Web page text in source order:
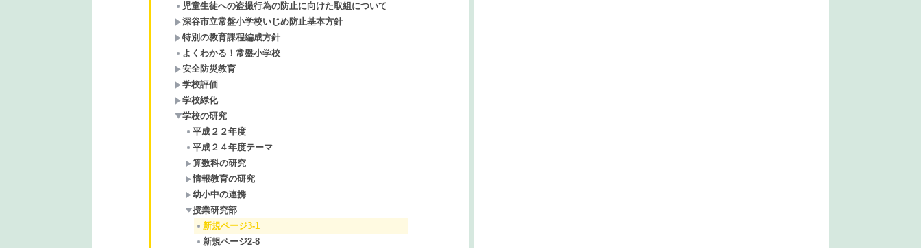
児童生徒への盗撮行為の防止に向けた取組について
深谷市立常盤小学校いじめ防止基本方針
特別の教育課程編成方針
よくわかる！常盤小学校
安全防災教育
学校評価
学校緑化
学校の研究
平成２２年度
平成２４年度テーマ
算数科の研究
情報教育の研究
幼小中の連携
授業研究部
新規ページ3-1
新規ページ2-8